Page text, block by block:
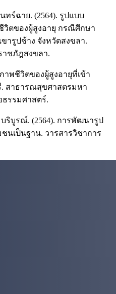
ร์ฉาย. (2564). รูปแบบ
ตของผู้สูงอายุ กรณีศึกษา
ขารูปช้าง จังหวัดสงขลา.
าชภัฎสงขลา.
พชีวิตของผู้สูงอายุที่เข้า
. สาธารณสุขศาสตรมหา
รรมศาสตร์.
ริบูรณ์. (2564). การพัฒนารูป
นเป็นฐาน. วารสารวิชาการ